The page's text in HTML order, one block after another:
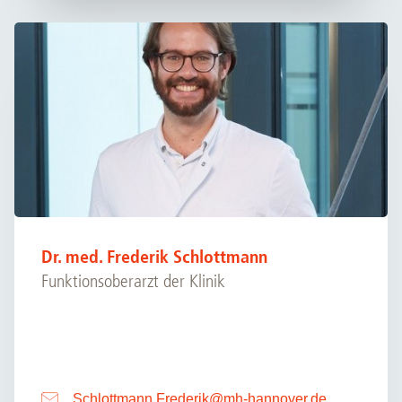
Dr. med. Frederik Schlottmann
Funktionsoberarzt der Klinik
Schlottmann.Frederik@mh-hannover.de